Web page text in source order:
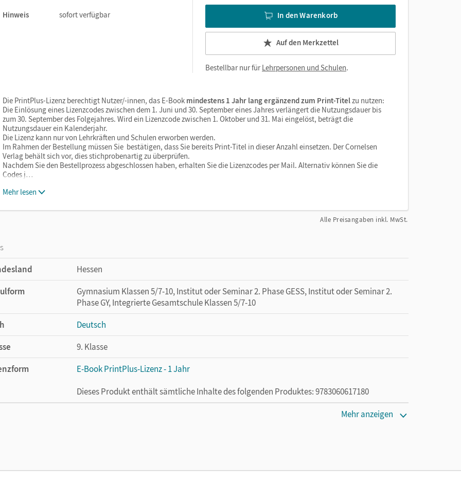
Hinweis
sofort verfügbar In den Warenkorb
Auf den Merkzettel
Bestellbar nur fürLehrpersonen und Schulen.
Die PrintPlus-Lizenz berechtigt Nutzer/-innen, das E-Book mindestens 1 Jahr lang ergänzend zum Print-Titelzu nutzen:
Die Einlösung eines Lizenzcodes zwischen dem 1. Juni und 30. September eines Jahres verlängert die Nutzungsdauer bis
zum 30. September des Folgejahres. Wird ein Lizenzcode zwischen 1. Oktober und 31. Mai eingelöst, beträgt die
Nutzungsdauer ein Kalenderjahr.
Die Lizenz kann nur von Lehrkräften und Schulen erworben werden.
Im Rahmen der Bestellung müssen Sie bestätigen, dass Sie bereits Print-Titel in dieser Anzahl einsetzen. Der Cornelsen
Verlag behält sich vor, dies stichprobenartig zu überprüfen.
Nachdem Sie den Bestellprozess abgeschlossen haben, erhalten Sie die Lizenzcodes per Mail. Alternativ können Sie die
Codes j…
Mehr lesen
Alle Preisangaben inkl. MwSt.
Hessen
Gymnasium Klassen 5/7-10, Institut oder Seminar 2. Phase GESS, Institut oder Seminar 2.
Phase GY, Integrierte Gesamtschule Klassen 5/7-10
Deutsch
9. Klasse
E-Book PrintPlus-Lizenz - 1 Jahr
Dieses Produkt enthält sämtliche Inhalte des folgenden Produktes: 9783060617180
Cornelsen Verlag
Mehr anzeigen